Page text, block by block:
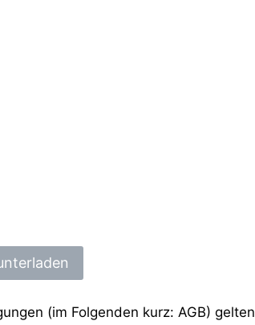
(im Folgenden kurz: AGB) gelten